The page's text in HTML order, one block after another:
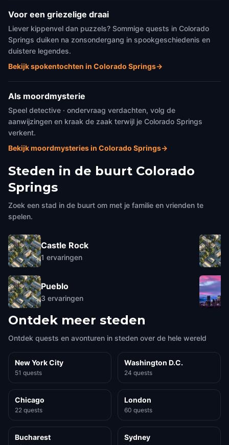
Voor een griezelige draai
Liever kippenvel dan puzzels? Sommige quests in Colorado
Springs duiken na zonsondergang in spookgeschiedenis en
duistere legendes.
Bekijk spokentochten in Colorado Springs→
Als moordmysterie
Speel detective · ondervraag verdachten, volg de
aanwijzingen en kraak de zaak terwijl je Colorado Springs
verkent.
Bekijk moordmysteries in Colorado Springs→
Steden in de buurt Colorado
Springs
Zoek een stad in de buurt om met je familie en vrienden te
spelen.
Castle Rock
1 ervaringen
Pueblo
3 ervaringen
Ontdek meer steden
Ontdek quests en avonturen in steden over de hele wereld
New York City
51 quests
Washington D.C.
24 quests
Chicago
22 quests
London
60 quests
Bucharest Sydney